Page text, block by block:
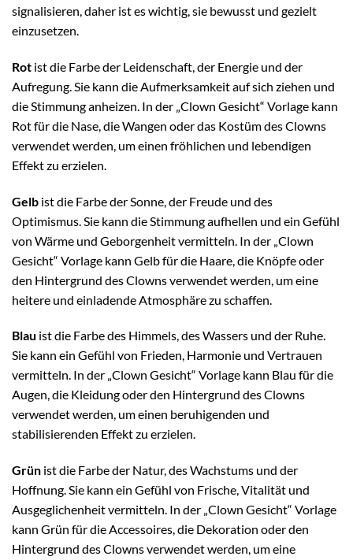
signalisieren, daher ist es wichtig, sie bewusst und gezielt
einzusetzen.
Rot ist die Farbe der Leidenschaft, der Energie und der
Aufregung. Sie kann die Aufmerksamkeit auf sich ziehen und
die Stimmung anheizen. In der „Clown Gesicht“ Vorlage kann
Rot für die Nase, die Wangen oder das Kostüm des Clowns
verwendet werden, um einen fröhlichen und lebendigen
Effekt zu erzielen.
Gelb ist die Farbe der Sonne, der Freude und des
Optimismus. Sie kann die Stimmung aufhellen und ein Gefühl
von Wärme und Geborgenheit vermitteln. In der „Clown
Gesicht“ Vorlage kann Gelb für die Haare, die Knöpfe oder
den Hintergrund des Clowns verwendet werden, um eine
heitere und einladende Atmosphäre zu schaffen.
Blau ist die Farbe des Himmels, des Wassers und der Ruhe.
Sie kann ein Gefühl von Frieden, Harmonie und Vertrauen
vermitteln. In der „Clown Gesicht“ Vorlage kann Blau für die
Augen, die Kleidung oder den Hintergrund des Clowns
verwendet werden, um einen beruhigenden und
stabilisierenden Effekt zu erzielen.
Grün ist die Farbe der Natur, des Wachstums und der
Hoffnung. Sie kann ein Gefühl von Frische, Vitalität und
Ausgeglichenheit vermitteln. In der „Clown Gesicht“ Vorlage
kann Grün für die Accessoires, die Dekoration oder den
Hintergrund des Clowns verwendet werden, um eine